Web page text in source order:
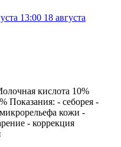
13:00 18 августа
кислота 10%
Показания: - себорея -
кожи -
- коррекция